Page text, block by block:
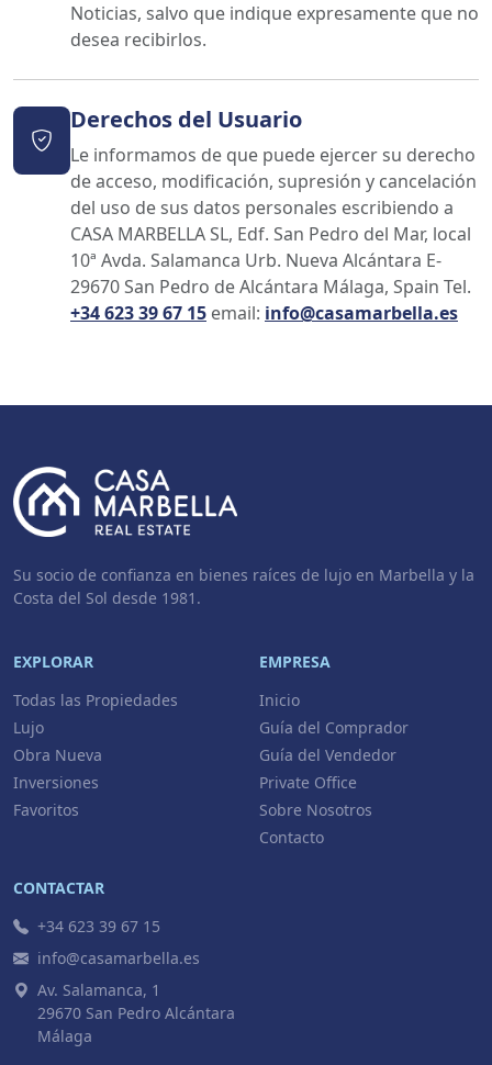
Noticias, salvo que indique expresamente que no
desea recibirlos.
Derechos del Usuario
Le informamos de que puede ejercer su derecho
de acceso, modificación, supresión y cancelación
del uso de sus datos personales escribiendo a
CASA MARBELLA SL, Edf. San Pedro del Mar, local
10ª Avda. Salamanca Urb. Nueva Alcántara E-
29670 San Pedro de Alcántara Málaga, Spain Tel.
+34 623 39 67 15 email: info@casamarbella.es
Su socio de confianza en bienes raíces de lujo en Marbella y la
Costa del Sol desde 1981.
EXPLORAR
Todas las Propiedades
Lujo
Obra Nueva
Inversiones
Favoritos
EMPRESA
Inicio
Guía del Comprador
Guía del Vendedor
Private Office
Sobre Nosotros
Contacto
CONTACTAR
+34 623 39 67 15
info@casamarbella.es
Av. Salamanca, 1
29670 San Pedro Alcántara
Málaga